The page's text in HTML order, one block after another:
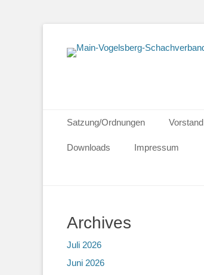
Primäres Menü
Inhalt
springen
Satzung/Ordnungen Vorstand
Downloads
Impressum
Archives
Juli 2026
Juni 2026